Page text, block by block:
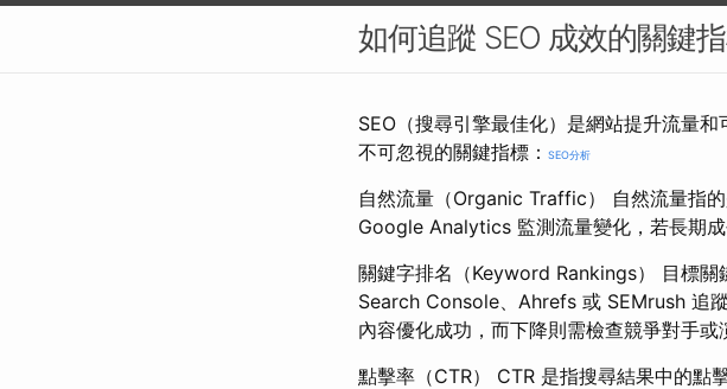
如何追蹤 SEO 成效的關鍵
SEO（搜尋引擎最佳化）是網站提升流量
不可忽視的關鍵指標：
SEO分析
自然流量（Organic Traffic） 自然流量指
Google Analytics 監測流量變化，若長期成
關鍵字排名（Keyword Rankings） 目標
Search Console、Ahrefs 或 SEMrush 追
內容優化成功，而下降則需檢查競爭對手或
點擊率（CTR） CTR 是指搜尋結果中的點